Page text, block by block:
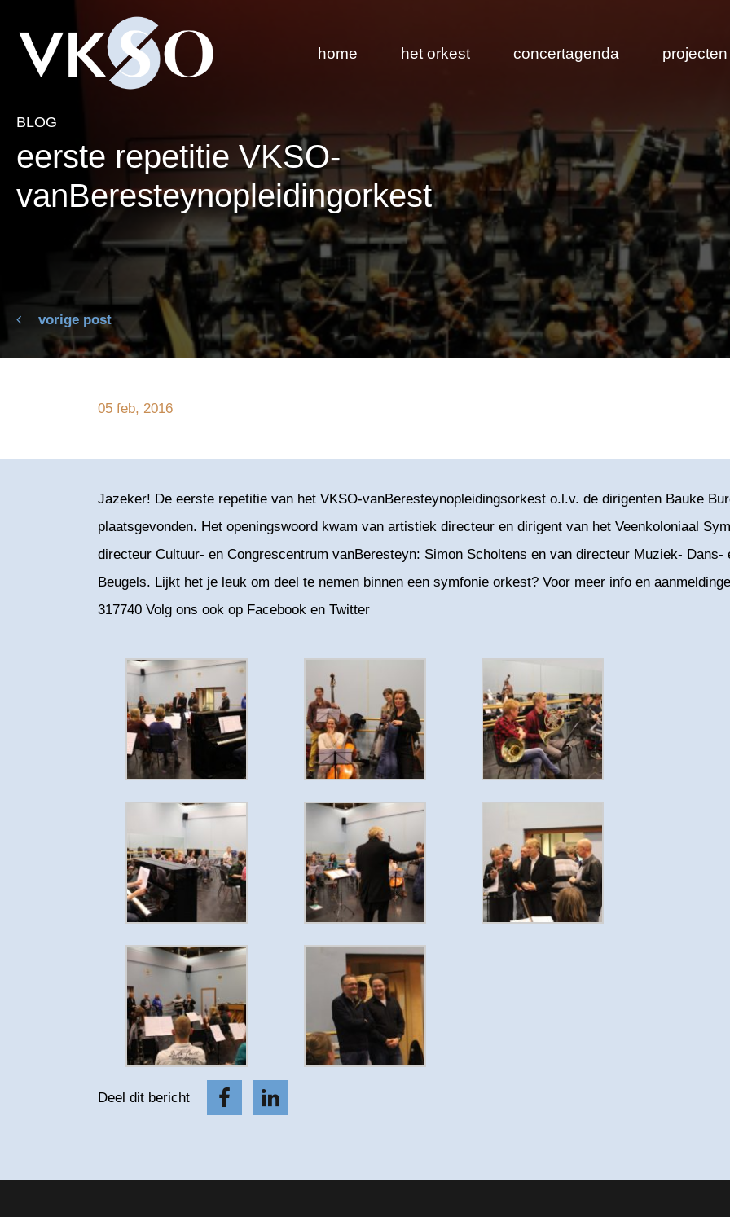
home het orkest concertagenda projecten
BLOG
eerste repetitie VKSO-
vanBeresteynopleidingorkest
vorige post
05 feb, 2016
Jazeker! De eerste repetitie van het VKSO-vanBeresteynopleidingsorkest o.l.v. de dirigenten Bauke
plaatsgevonden. Het openingswoord kwam van artistiek directeur en dirigent van het Veenkoloniaal
directeur Cultuur- en Congrescentrum vanBeresteyn: Simon Scholtens en van directeur Muziek- Dans-
Beugels. Lijkt het je leuk om deel te nemen binnen een symfonie orkest? Voor meer info en
317740 Volg ons ook op Facebook en Twitter
Deel dit bericht